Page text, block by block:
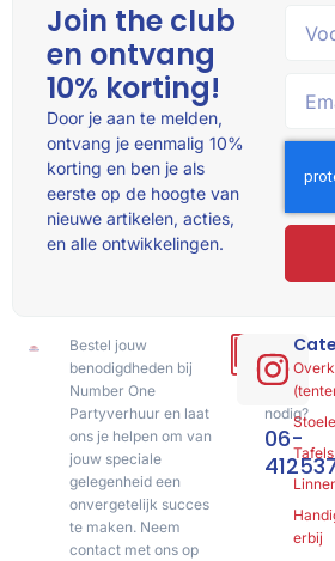
Bestel jouw
benodigdheden bij
Number One
Partyverhuur en laat
ons je helpen om van
jouw speciale
gelegenheid een
onvergetelijk succes
te maken. Neem
contact met ons op
Hulp
of
advies
nodig?
06-Tafels
erbij
Join the club
en ontvang
10% korting!
Door je aan te melden,
ontvang je eenmalig 10%
korting en ben je als
eerste op de hoogte van
nieuwe artikelen, acties,
en alle ontwikkelingen.